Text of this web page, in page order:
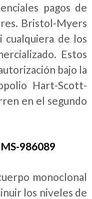
pagos de
Bristol-Myers
cualquiera de los
Estos
bajo la
Hart-Scott-
en el segundo
986089
monoclonal
los niveles de